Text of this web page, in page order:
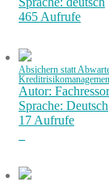
465 Aufrufe
Absichern statt
Autor:
Sprache: Deutsch
17 Aufrufe